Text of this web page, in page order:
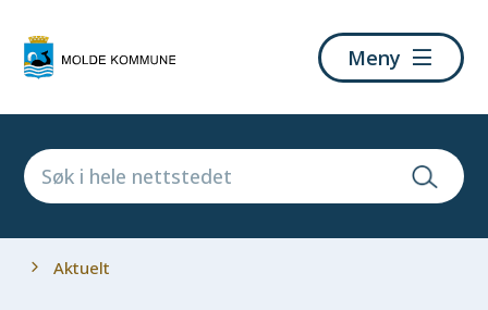
kommune
Meny
Du
Aktuelt